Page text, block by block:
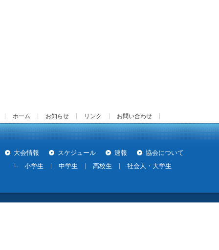
ホーム お知らせ リンク お問い合わせ
大会情報 スケジュール 速報
協会について
小学生
中学生 高校生 社会人・大学生